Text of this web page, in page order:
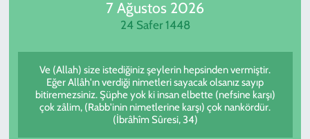
7 Ağustos 2026
24 Safer 1448
Ve (Allah) size istediğiniz şeylerin hepsinden vermiştir.
Eğer Allâh'ın verdiği nimetleri sayacak olsanız sayıp
bitiremezsiniz. Şüphe yok ki insan elbette (nefsine karşı)
çok zâlim, (Rabb'inin nimetlerine karşı) çok nankördür.
(İbrâhîm Sûresi, 34)
SPOR
KADIN
Haber Arşivi